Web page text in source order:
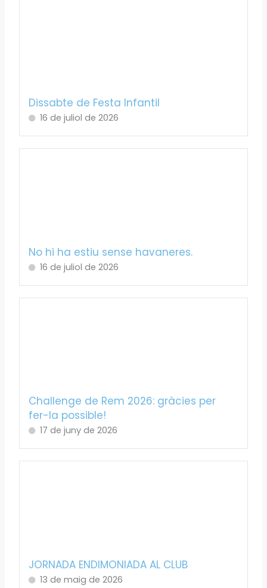
Dissabte de Festa Infantil
16 de juliol de 2026
No hi ha estiu sense havaneres.
16 de juliol de 2026
Challenge de Rem 2026: gràcies per
fer-la possible!
17 de juny de 2026
JORNADA ENDIMONIADA AL CLUB
13 de maig de 2026